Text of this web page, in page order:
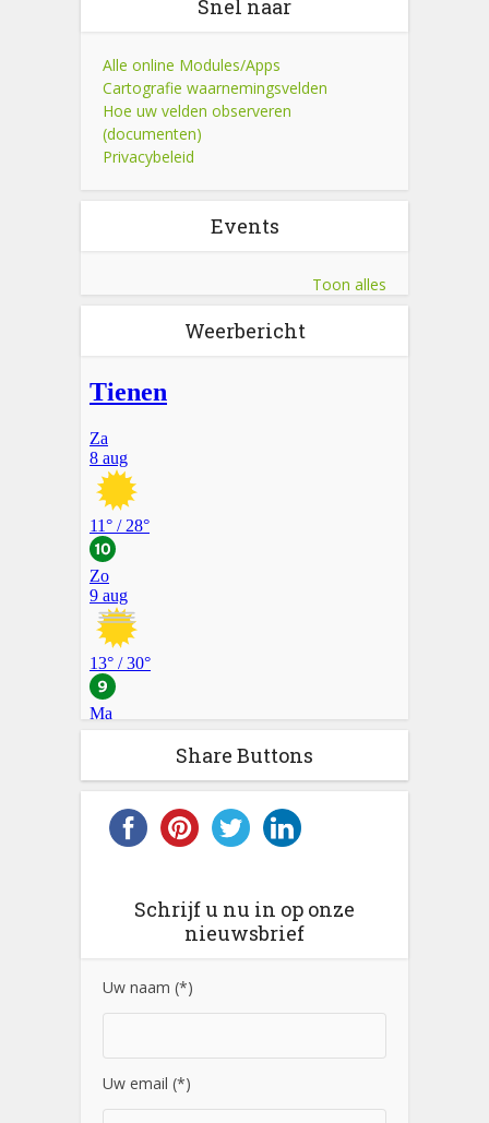
Snel naar
Alle online Modules/Apps
Cartografie waarnemingsvelden
Hoe uw velden observeren
(documenten)
Privacybeleid
Events
Toon alles
Weerbericht
Share Buttons
Schrijf u nu in op onze
nieuwsbrief
Uw naam (*)
Uw email (*)